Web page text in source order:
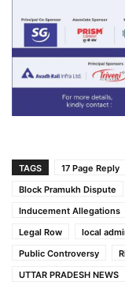
TAGS 17 Page Reply
Block Pramukh Dispute
Inducement Allegations
Legal Row
local
Public Controversy
UTTAR PRADESH NEWS